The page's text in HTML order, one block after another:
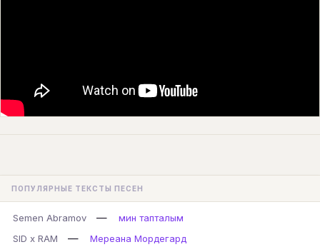
ПОПУЛЯРНЫЕ ТЕКСТЫ ПЕСЕН
Semen Abramov —
мин тапталым
SID x RAM
—
Мереана Мордегард